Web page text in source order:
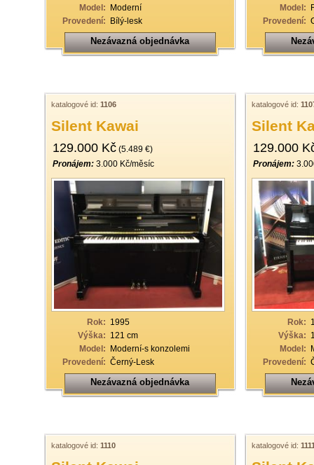
Model: Moderní
Provedení: Bílý-lesk
Nezávazná objednávka
Model:
Provedení:
katalogové id: 1106
Silent Kawai
129.000 Kč (5.489 €)
Pronájem: 3.000 Kč/měsíc
Rok: 1995
Výška: 121 cm
Model: Moderní-s konzolemi
Provedení: Černý-Lesk
Nezávazná objednávka
katalogové id:
Silent
129.000
Pronájem:
Rok:
Výška:
Model:
Provedení:
katalogové id: 1110 katalogové id: